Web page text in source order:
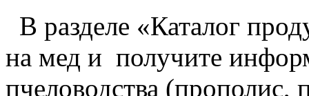
В разделе «Каталог
на мед и получите
пчеловодства (прополис,